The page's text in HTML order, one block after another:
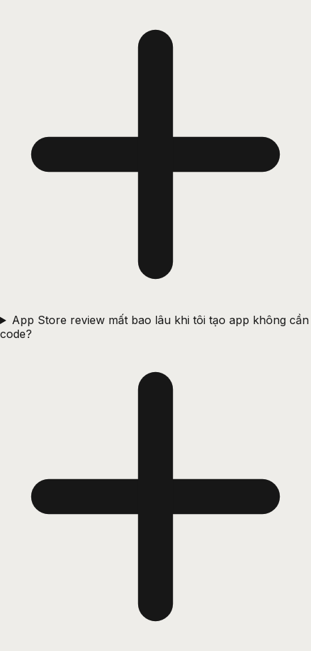
App Store review mất bao lâu khi tôi tạo app không cần
code?